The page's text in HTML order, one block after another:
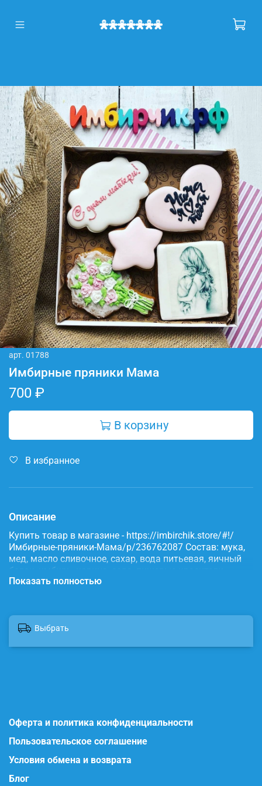
арт. 01788
Имбирные пряники Мама
700 ₽
В корзину
В избранное
Описание
Купить товар в магазине - https://imbirchik.store/#!/
Имбирные-пряники-Мама/p/236762087 Состав: мука,
мед, масло сливочное, сахар, вода питьевая, яичный
белок, имбирь, корица, сода, пищевые красители.
Показать полностью
Выбрать
Оферта и политика конфиденциальности
Пользовательское соглашение
Условия обмена и возврата
Блог